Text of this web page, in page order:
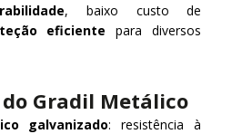
, baixo custo de
eficiente para diversos
Gradil Metálico
galvanizado: resistência à